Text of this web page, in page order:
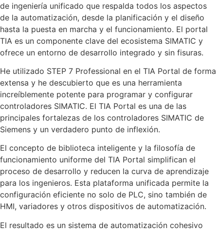
de ingeniería unificado que respalda todos los aspectos
de la automatización, desde la planificación y el diseño
hasta la puesta en marcha y el funcionamiento. El portal
TIA es un componente clave del ecosistema SIMATIC y
ofrece un entorno de desarrollo integrado y sin fisuras.
He utilizado STEP 7 Professional en el TIA Portal de forma
extensa y he descubierto que es una herramienta
increíblemente potente para programar y configurar
controladores SIMATIC. El TIA Portal es una de las
principales fortalezas de los controladores SIMATIC de
Siemens y un verdadero punto de inflexión.
El concepto de biblioteca inteligente y la filosofía de
funcionamiento uniforme del TIA Portal simplifican el
proceso de desarrollo y reducen la curva de aprendizaje
para los ingenieros. Esta plataforma unificada permite la
configuración eficiente no solo de PLC, sino también de
HMI, variadores y otros dispositivos de automatización.
El resultado es un sistema de automatización cohesivo